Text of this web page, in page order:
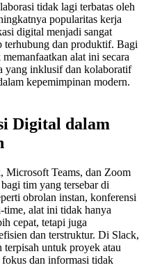
tidak lagi terbatas oleh
popularitas kerja
digital menjadi sangat
terhubung dan produktif. Bagi
alat ini secara
yang inklusif dan kolaboratif
kepemimpinan modern.
Digital dalam
Microsoft Teams, dan Zoom
tim yang tersebar di
obrolan instan, konferensi
time, alat ini tidak hanya
cepat, tetapi juga
dan terstruktur. Di Slack,
terpisah untuk proyek atau
dan informasi tidak